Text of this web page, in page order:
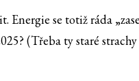
se totiž ráda
(Třeba ty staré